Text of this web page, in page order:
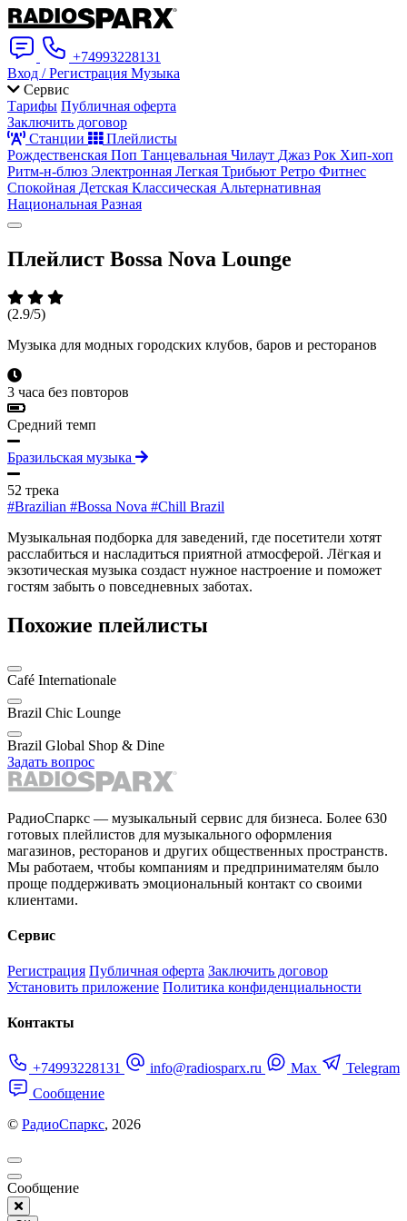
+74993228131
Вход / Регистрация Музыка
Сервис
Тарифы Публичная оферта
Заключить договор
Станции
Плейлисты
Рождественская Поп Танцевальная Чилаут Джаз Рок Хип-хоп
Ритм-н-блюз Электронная Легкая Трибьют Ретро Фитнес
Спокойная Детская Классическая Альтернативная
Национальная Разная
Плейлист Bossa Nova Lounge
(2.9/5)
Музыка для модных городских клубов, баров и ресторанов
3 часа без повторов
Средний темп
Бразильская музыка
52 трека
#Brazilian #Bossa Nova #Chill Brazil
Музыкальная подборка для заведений, где посетители хотят
расслабиться и насладиться приятной атмосферой. Лёгкая и
экзотическая музыка создаст нужное настроение и поможет
гостям забыть о повседневных заботах.
Похожие плейлисты
Café Internationale
Brazil Chic Lounge
Brazil Global Shop & Dine
Задать вопрос
РадиоСпаркс — музыкальный сервис для бизнеса. Более 630
готовых плейлистов для музыкального оформления
магазинов, ресторанов и других общественных пространств.
Мы работаем, чтобы компаниям и предпринимателям было
проще поддерживать эмоциональный контакт со своими
клиентами.
Сервис
Регистрация Публичная оферта Заключить договор
Установить приложение Политика конфиденциальности
Контакты
+74993228131 info@radiosparx.ru Max
Telegram
Сообщение
© РадиоСпаркс, 2026
Сообщение